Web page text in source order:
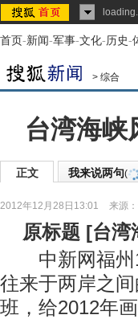
首页-新闻-军事-文化-历史-
> 综合
台湾海峡
正文 我来说两句(
2012年12月28日13:01 来源：
原标题 [台湾
中新网福州
往来于两岸之
班，给2012年